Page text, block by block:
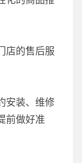
店的售后服
安装、维修
前做好准